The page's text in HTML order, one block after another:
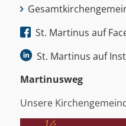
St. Martinus auf
St. Martinus auf
Martinus­weg
Unsere